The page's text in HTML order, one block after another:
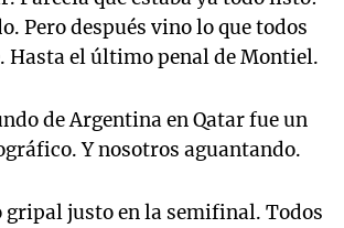
Pero después vino lo que todos
Hasta el último penal de Montiel.
de Argentina en Qatar fue un
Y nosotros aguantando.
gripal justo en la semifinal. Todos